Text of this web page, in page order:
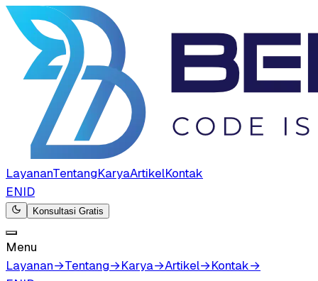
LayananTentangKaryaArtikelKontak
ENID
Konsultasi Gratis
Menu
Layanan→Tentang→Karya→Artikel→Kontak→